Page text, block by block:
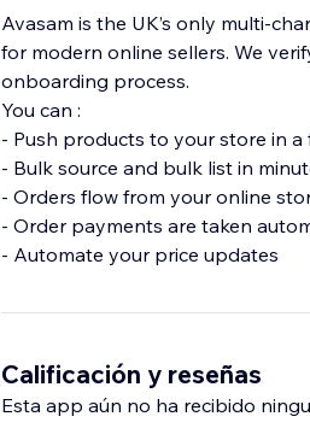
Avasam is the UK’s only multi-
for modern online sellers. We
onboarding process.
You can :
- Push products to your store in a
- Bulk source and bulk list in
- Orders flow from your online
- Order payments are taken
- Automate your price updates
Calificación y reseñas
Esta app aún no ha recibido